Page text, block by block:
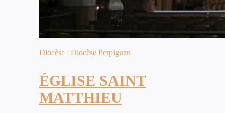
Diocèse : Diocèse Perpignan
ÉGLISE SAINT
MATTHIEU